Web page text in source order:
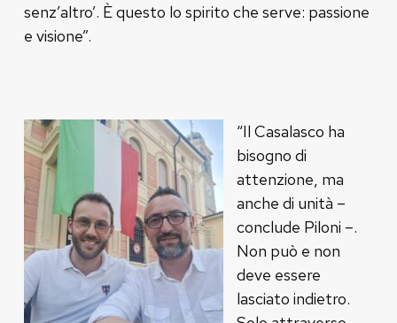
senz’altro’. È questo lo spirito che serve: passione
e visione”.
“Il Casalasco ha
bisogno di
attenzione, ma
anche di unità –
conclude Piloni –.
Non può e non
deve essere
lasciato indietro.